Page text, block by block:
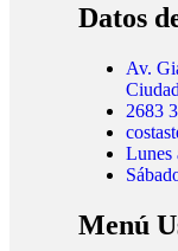
Datos
Av.
2683
Lunes
Menú